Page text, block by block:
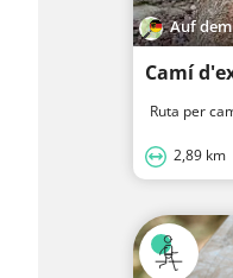
Auf
Ruta per
2,89 km